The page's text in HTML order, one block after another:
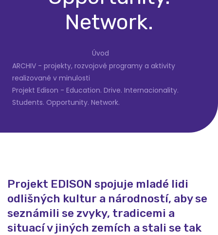
Network.
Úvod
ARCHIV - projekty, rozvojové programy a aktivity
realizované v minulosti
Projekt Edison - Education. Drive. Internacionality.
Students. Opportunity. Network.
Projekt EDISON spojuje mladé lidi
odlišných kultur a národností, aby se
seznámili se zvyky, tradicemi a
situací v jiných zemích a stali se tak